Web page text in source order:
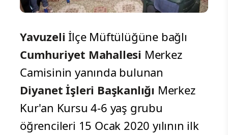
Yavuzeli İlçe Müftülüğüne bağlı
Cumhuriyet Mahallesi Merkez
Camisinin yanında bulunan
Diyanet İşleri Başkanlığı Merkez
Kur'an Kursu 4-6 yaş grubu
öğrencileri 15 Ocak 2020 yılının ilk